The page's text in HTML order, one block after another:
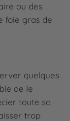
ou des
foie gras de
quelques
de le
toute sa
trop